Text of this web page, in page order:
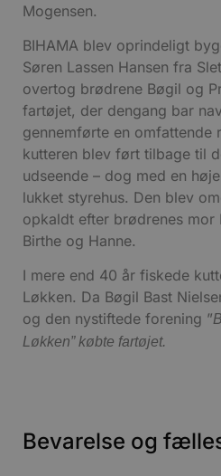
Mogensen.
BIHAMA blev oprindeligt
Søren Lassen Hansen fra
overtog brødrene Bøgil og
fartøjet, der dengang bar
gennemførte en omfattende
kutteren blev ført tilbage til
udseende – dog med en
lukket styrehus. Den blev
opkaldt efter brødrenes mor
Birthe og Hanne.
I mere end 40 år fiskede
Løkken. Da Bøgil Bast
og den nystiftede forening ”
Løkken” købte fartøjet.
Bevarelse og